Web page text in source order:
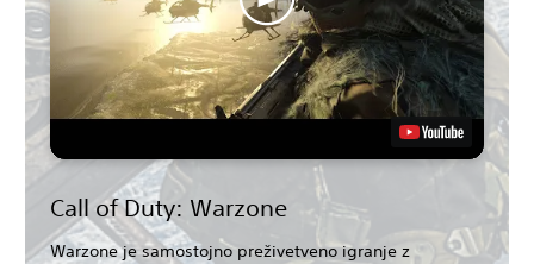
Call of Duty: Warzone
Warzone je samostojno preživetveno igranje z